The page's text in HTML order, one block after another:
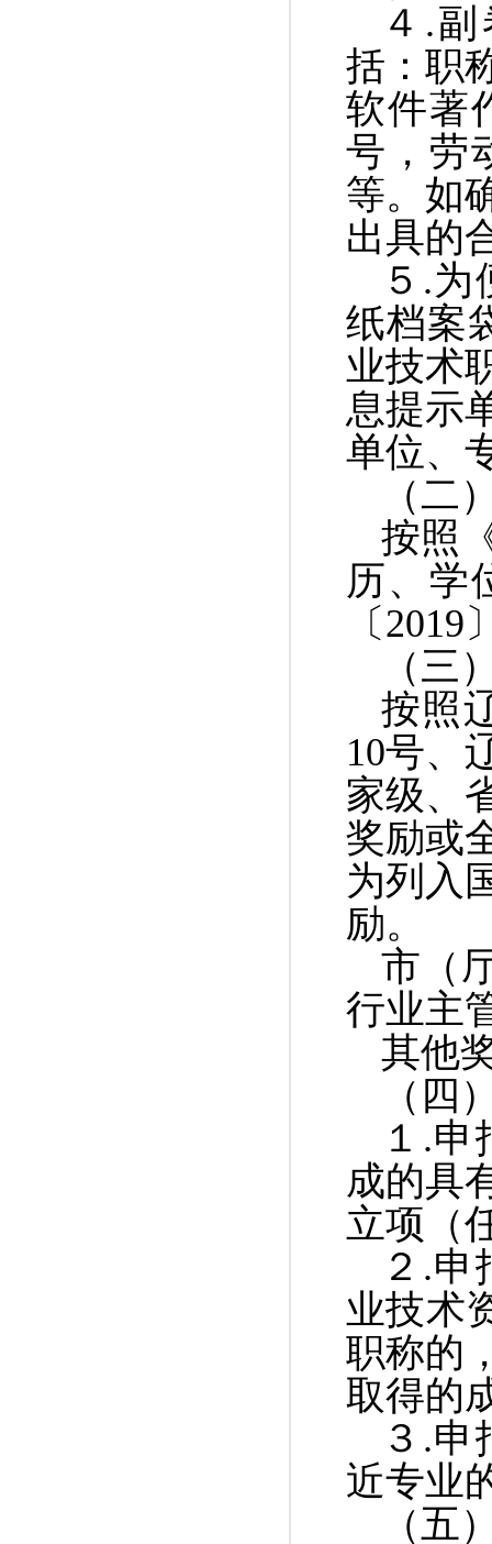
４ .副
括：职
软件著
号 ， 劳
等。如
出具的
５ .为
纸档案
业技术
息提示
单位、
（二
按照
历、学
〔 2019
（三
按照
10号、
家级、
奖励或
为列入
励。
市（
行业主
其他
（四
１ .申
成的具
立项（
２ .申
业技术
职称的
取得的
３ .申
近专业
（五